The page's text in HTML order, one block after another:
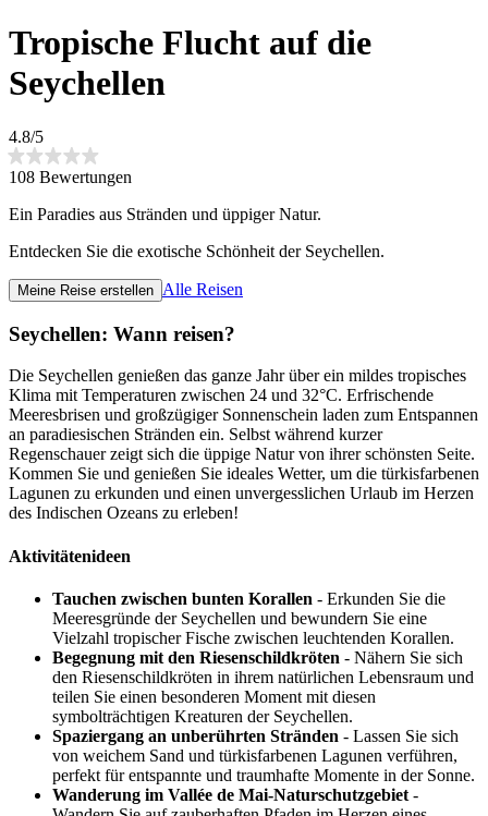
Tropische Flucht auf die
Seychellen
4.8/5
108 Bewertungen
Ein Paradies aus Stränden und üppiger Natur.
Entdecken Sie die exotische Schönheit der Seychellen.
Meine Reise erstellen Alle Reisen
Seychellen: Wann reisen?
Die Seychellen genießen das ganze Jahr über ein mildes tropisches
Klima mit Temperaturen zwischen 24 und 32°C. Erfrischende
Meeresbrisen und großzügiger Sonnenschein laden zum Entspannen
an paradiesischen Stränden ein. Selbst während kurzer
Regenschauer zeigt sich die üppige Natur von ihrer schönsten Seite.
Kommen Sie und genießen Sie ideales Wetter, um die türkisfarbenen
Lagunen zu erkunden und einen unvergesslichen Urlaub im Herzen
des Indischen Ozeans zu erleben!
Aktivitätenideen
Tauchen zwischen bunten Korallen - Erkunden Sie die
Meeresgründe der Seychellen und bewundern Sie eine
Vielzahl tropischer Fische zwischen leuchtenden Korallen.
Begegnung mit den Riesenschildkröten - Nähern Sie sich
den Riesenschildkröten in ihrem natürlichen Lebensraum und
teilen Sie einen besonderen Moment mit diesen
symbolträchtigen Kreaturen der Seychellen.
Spaziergang an unberührten Stränden - Lassen Sie sich
von weichem Sand und türkisfarbenen Lagunen verführen,
perfekt für entspannte und traumhafte Momente in der Sonne.
Wanderung im Vallée de Mai-Naturschutzgebiet -